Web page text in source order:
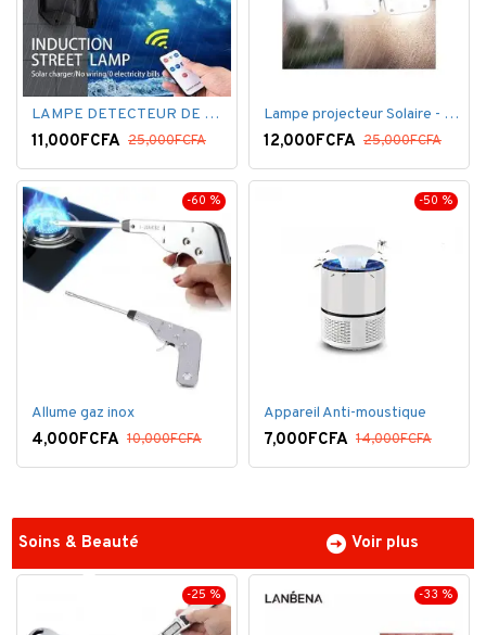
LAMPE DETECTEUR DE MOUVEMENT SOLAR SENSOR LIGHT
11,000FCFA 25,000FCFA
Lampe projecteur Solaire - Détecteur de mouvement - Intelligente 3 Face
12,000FCFA 25,000FCFA
-60 %
Allume gaz inox
4,000FCFA 10,000FCFA
-50 %
Appareil Anti-moustique
7,000FCFA 14,000FCFA
Soins & Beauté Voir plus
-25 % -33 %